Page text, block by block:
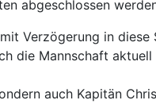
abgeschlossen
Verzögerung in
die Mannschaft
auch Kapitän